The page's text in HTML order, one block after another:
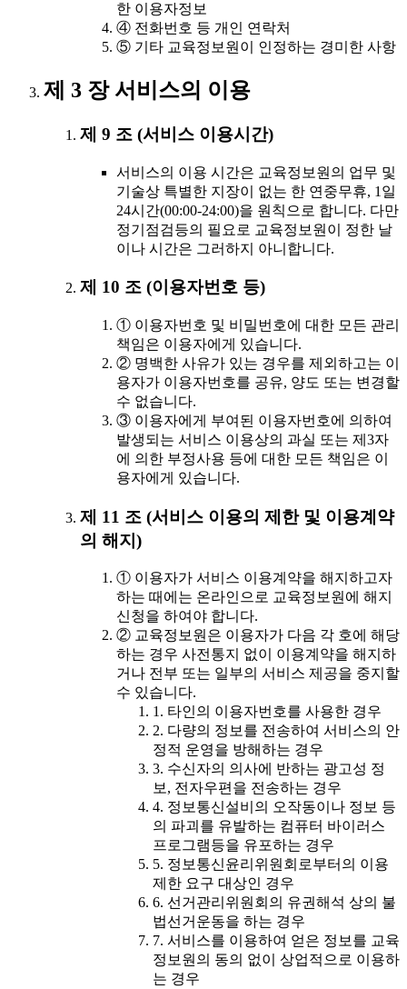
한 이용자정보
④ 전화번호 등 개인 연락처
⑤ 기타 교육정보원이 인정하는 경미한 사항
제 3 장 서비스의 이용
제 9 조 (서비스 이용시간)
서비스의 이용 시간은 교육정보원의 업무 및
기술상 특별한 지장이 없는 한 연중무휴, 1일
24시간(00:00-24:00)을 원칙으로 합니다. 다만
정기점검등의 필요로 교육정보원이 정한 날
이나 시간은 그러하지 아니합니다.
제 10 조 (이용자번호 등)
① 이용자번호 및 비밀번호에 대한 모든 관리
책임은 이용자에게 있습니다.
② 명백한 사유가 있는 경우를 제외하고는 이
용자가 이용자번호를 공유, 양도 또는 변경할
수 없습니다.
③ 이용자에게 부여된 이용자번호에 의하여
발생되는 서비스 이용상의 과실 또는 제3자
에 의한 부정사용 등에 대한 모든 책임은 이
용자에게 있습니다.
제 11 조 (서비스 이용의 제한 및 이용계약
의 해지)
① 이용자가 서비스 이용계약을 해지하고자
하는 때에는 온라인으로 교육정보원에 해지
신청을 하여야 합니다.
② 교육정보원은 이용자가 다음 각 호에 해당
하는 경우 사전통지 없이 이용계약을 해지하
거나 전부 또는 일부의 서비스 제공을 중지할
수 있습니다.
1. 타인의 이용자번호를 사용한 경우
2. 다량의 정보를 전송하여 서비스의 안
정적 운영을 방해하는 경우
3. 수신자의 의사에 반하는 광고성 정
보, 전자우편을 전송하는 경우
4. 정보통신설비의 오작동이나 정보 등
의 파괴를 유발하는 컴퓨터 바이러스
프로그램등을 유포하는 경우
5. 정보통신윤리위원회로부터의 이용
제한 요구 대상인 경우
6. 선거관리위원회의 유권해석 상의 불
법선거운동을 하는 경우
7. 서비스를 이용하여 얻은 정보를 교육
정보원의 동의 없이 상업적으로 이용하
는 경우